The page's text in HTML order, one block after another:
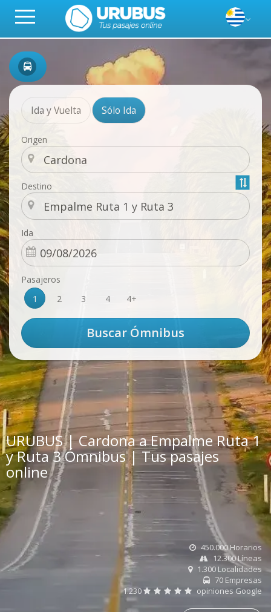
Ida y Vuelta Sólo Ida
Origen
Destino
Ida
Pasajeros
1
2 3 4 4+
URUBUS | Cardona a Empalme Ruta 1
y Ruta 3 Ómnibus | Tus pasajes
online
450.000 Horarios
12.300 Líneas
1.300 Localidades
70 Empresas
1.230
opiniones Google